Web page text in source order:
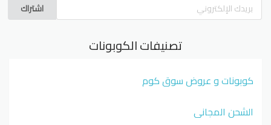
اشتراك
تصنيفات الكوبونات
كوبونات و عروض سوق كوم
الشحن المجاني